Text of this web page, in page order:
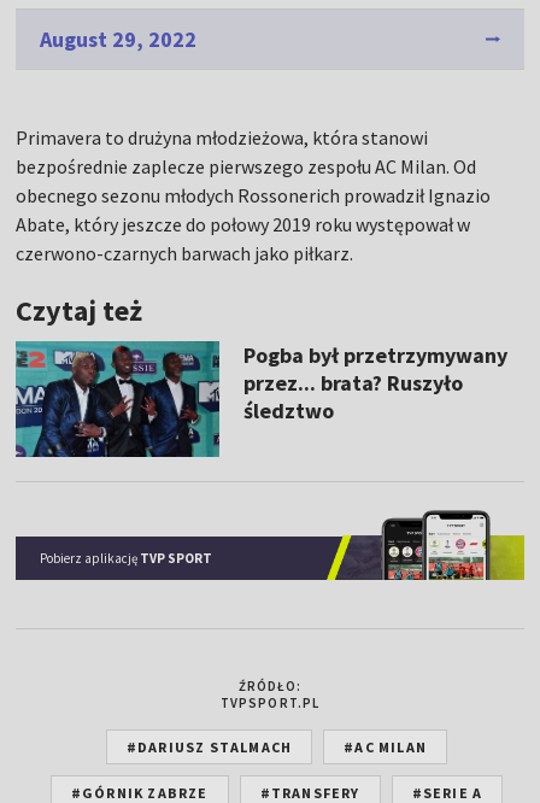
August 29, 2022
Primavera to drużyna młodzieżowa, która stanowi
bezpośrednie zaplecze pierwszego zespołu AC Milan. Od
obecnego sezonu młodych Rossonerich prowadził Ignazio
Abate, który jeszcze do połowy 2019 roku występował w
czerwono-czarnych barwach jako piłkarz.
Czytaj też
Pogba był przetrzymywany
przez... brata? Ruszyło
śledztwo
Pobierz aplikację TVP SPORT
ŹRÓDŁO:
TVPSPORT.PL
#DARIUSZ STALMACH #AC MILAN
#GÓRNIK ZABRZE #TRANSFERY #SERIE A